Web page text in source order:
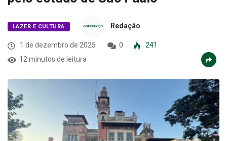
1 de dezembro de 2025
12 minutos de leitura